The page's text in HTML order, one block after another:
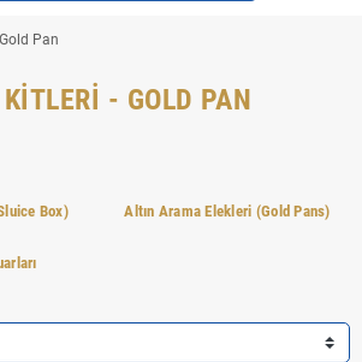
Pan
- GOLD PAN
Box) Altın Arama Elekleri (Gold Pans)